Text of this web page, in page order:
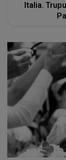
Italia.